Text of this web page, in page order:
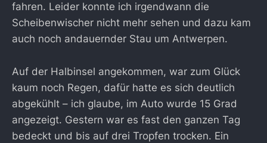
fahren. Leider konnte ich irgendwann die
Scheibenwischer nicht mehr sehen und dazu kam
auch noch andauernder Stau um Antwerpen.
Auf der Halbinsel angekommen, war zum Glück
kaum noch Regen, dafür hatte es sich deutlich
abgekühlt – ich glaube, im Auto wurde 15 Grad
angezeigt. Gestern war es fast den ganzen Tag
bedeckt und bis auf drei Tropfen trocken. Ein